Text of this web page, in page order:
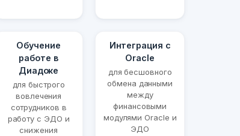
Обучение
работе в
Диадоке
для быстрого
вовлечения
сотрудников в
работу с ЭДО и
снижения
Интеграция с
Oracle
для бесшовного
обмена данными
между
финансовыми
модулями Oracle и
ЭДО